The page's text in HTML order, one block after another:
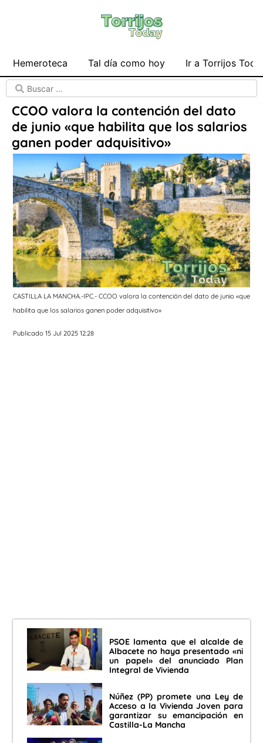
Hemeroteca Tal día como hoy Ir a Torrijos
CCOO valora la contención del dato
de junio «que habilita que los salarios
ganen poder adquisitivo»
CASTILLA LA MANCHA.-IPC.- CCOO valora la contención del dato de junio «que
habilita que los salarios ganen poder adquisitivo»
Publicado 15 Jul 2025 12:28
PSOE lamenta que el alcalde de
Albacete no haya presentado «ni
un papel» del anunciado Plan
Integral de Vivienda
Núñez (PP) promete una Ley de
Acceso a la Vivienda Joven para
garantizar su emancipación en
Castilla-La Mancha